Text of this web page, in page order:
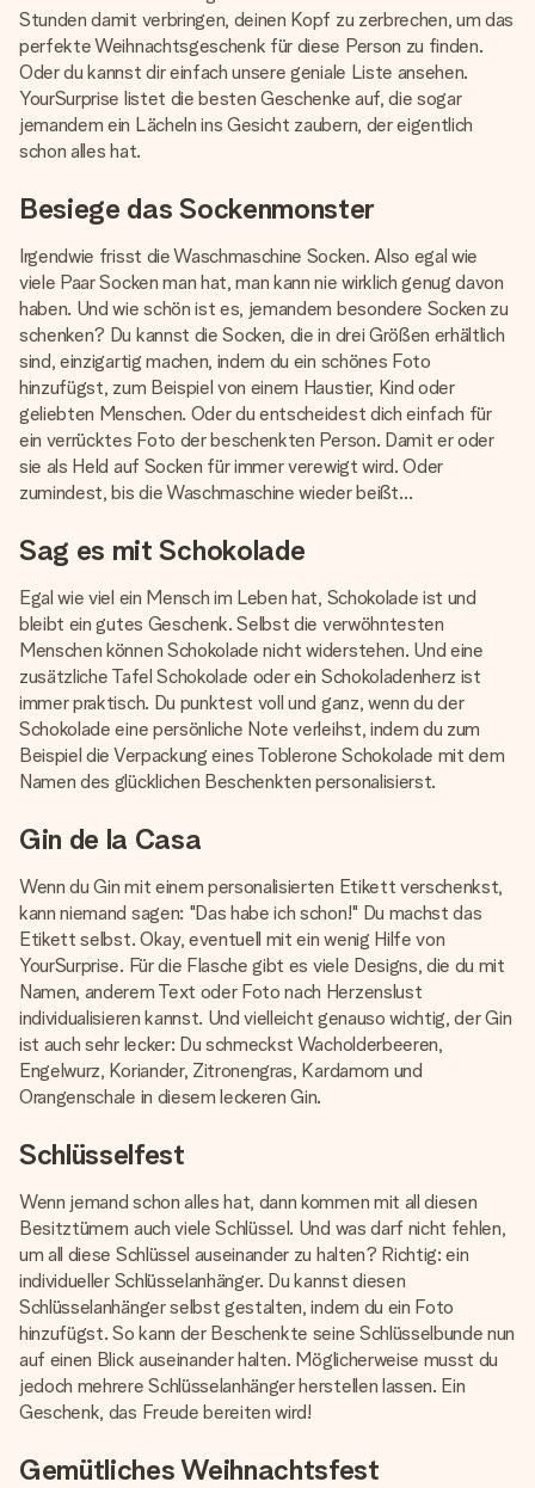
Montag - Freitag : 8:30 - 17:00 Uhr
Samstag - Sonntag : 8:30 - 13:00 Uhr
Stunden damit verbringen, deinen Kopf zu zerbrechen, um das
perfekte Weihnachtsgeschenk für diese Person zu finden.
Oder du kannst dir einfach unsere geniale Liste ansehen.
YourSurprise listet die besten Geschenke auf, die sogar
jemandem ein Lächeln ins Gesicht zaubern, der eigentlich
schon alles hat.
Besiege das Sockenmonster
Irgendwie frisst die Waschmaschine Socken. Also egal wie
viele Paar Socken man hat, man kann nie wirklich genug davon
haben. Und wie schön ist es, jemandem besondere Socken zu
schenken? Du kannst die Socken, die in drei Größen erhältlich
sind, einzigartig machen, indem du ein schönes Foto
hinzufügst, zum Beispiel von einem Haustier, Kind oder
geliebten Menschen. Oder du entscheidest dich einfach für
ein verrücktes Foto der beschenkten Person. Damit er oder
sie als Held auf Socken für immer verewigt wird. Oder
zumindest, bis die Waschmaschine wieder beißt…
Sag es mit Schokolade
Egal wie viel ein Mensch im Leben hat, Schokolade ist und
bleibt ein gutes Geschenk. Selbst die verwöhntesten
Menschen können Schokolade nicht widerstehen. Und eine
zusätzliche Tafel Schokolade oder ein Schokoladenherz ist
immer praktisch. Du punktest voll und ganz, wenn du der
Schokolade eine persönliche Note verleihst, indem du zum
Beispiel die Verpackung eines Toblerone Schokolade mit dem
Namen des glücklichen Beschenkten personalisierst.
Gin de la Casa
Wenn du Gin mit einem personalisierten Etikett verschenkst,
kann niemand sagen: "Das habe ich schon!" Du machst das
Etikett selbst. Okay, eventuell mit ein wenig Hilfe von
YourSurprise. Für die Flasche gibt es viele Designs, die du mit
Namen, anderem Text oder Foto nach Herzenslust
individualisieren kannst. Und vielleicht genauso wichtig, der Gin
ist auch sehr lecker: Du schmeckst Wacholderbeeren,
Engelwurz, Koriander, Zitronengras, Kardamom und
Orangenschale in diesem leckeren Gin.
Schlüsselfest
Wenn jemand schon alles hat, dann kommen mit all diesen
Besitztümern auch viele Schlüssel. Und was darf nicht fehlen,
um all diese Schlüssel auseinander zu halten? Richtig: ein
individueller Schlüsselanhänger. Du kannst diesen
Schlüsselanhänger selbst gestalten, indem du ein Foto
hinzufügst. So kann der Beschenkte seine Schlüsselbunde nun
auf einen Blick auseinander halten. Möglicherweise musst du
jedoch mehrere Schlüsselanhänger herstellen lassen. Ein
Geschenk, das Freude bereiten wird!
Gemütliches Weihnachtsfest